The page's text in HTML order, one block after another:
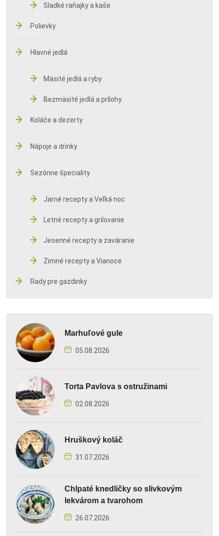
Sladké raňajky a kaše
Polievky
Hlavné jedlá
Mäsité jedlá a ryby
Bezmäsité jedlá a prílohy
Koláče a dezerty
Nápoje a drinky
Sezónne špeciality
Jarné recepty a Veľká noc
Letné recepty a grilovanie
Jesenné recepty a zaváranie
Zimné recepty a Vianoce
Rady pre gazdinky
Marhuľové gule
05.08.2026
Torta Pavlova s ostružinami
02.08.2026
Hruškový koláč
31.07.2026
Chlpaté knedličky so slivkovým
lekvárom a tvarohom
26.07.2026